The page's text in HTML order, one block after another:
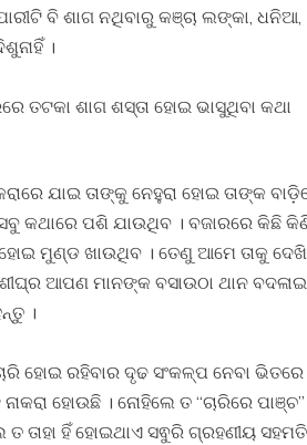
ବି ଶାଗ ନଥିବାରୁ କଞ୍ଚା ଲଙ୍କା, ଧନିଆ,
।
ତଟକା ଶାଗ ଶସ୍ତା ହୋଇ ଭାସୁଥିବା କଥା
ଯାଇ ତାଙ୍କୁ ନେହୁରା ହୋଇ ତାଙ୍କ
କଥାରେ ପଶି ଯାଉଥିବ । ବଜାରରେ କିଛି
ମୁଣ୍ଡ ଖାଉଥିବ । ତେଣୁ ଆମେ ତାକୁ
ଆପଣ ମାନଙ୍କ ବସାଉଠା ଥାନ ବଦଳାଇ
।
ହୋଇ ରହିବାର ଦୃଢ ସଂକଳ୍ପ ନେବା ଭିତରେ
ହୋଉଛି । ନୋହିଲେ ତ “ଚାରିରେ
ତାହା ହିଁ ହୋଇଥାଏ ସଵୁରି ଗ୍ରହଣୀୟ ସହମତି